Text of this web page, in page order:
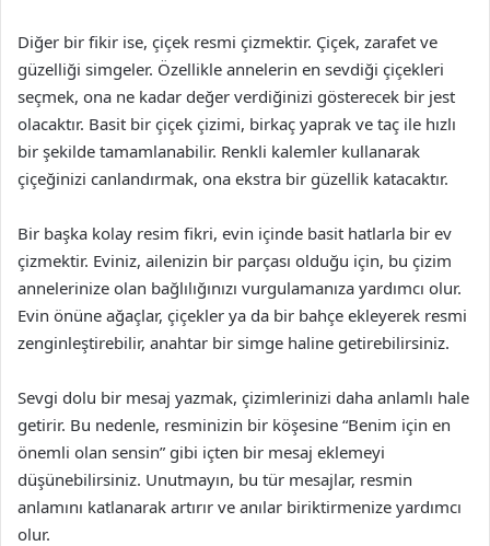
Diğer bir fikir ise, çiçek resmi çizmektir. Çiçek, zarafet ve
güzelliği simgeler. Özellikle annelerin en sevdiği çiçekleri
seçmek, ona ne kadar değer verdiğinizi gösterecek bir jest
olacaktır. Basit bir çiçek çizimi, birkaç yaprak ve taç ile hızlı
bir şekilde tamamlanabilir. Renkli kalemler kullanarak
çiçeğinizi canlandırmak, ona ekstra bir güzellik katacaktır.
Bir başka kolay resim fikri, evin içinde basit hatlarla bir ev
çizmektir. Eviniz, ailenizin bir parçası olduğu için, bu çizim
annelerinize olan bağlılığınızı vurgulamanıza yardımcı olur.
Evin önüne ağaçlar, çiçekler ya da bir bahçe ekleyerek resmi
zenginleştirebilir, anahtar bir simge haline getirebilirsiniz.
Sevgi dolu bir mesaj yazmak, çizimlerinizi daha anlamlı hale
getirir. Bu nedenle, resminizin bir köşesine “Benim için en
önemli olan sensin” gibi içten bir mesaj eklemeyi
düşünebilirsiniz. Unutmayın, bu tür mesajlar, resmin
anlamını katlanarak artırır ve anılar biriktirmenize yardımcı
olur.